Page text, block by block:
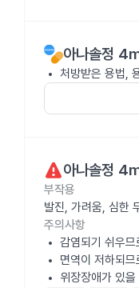
아나솔정
처방받은 용법,
아나솔정
부작용
발진, 가려움, 심한
주의사항
감염되기 쉬우
면역이 저하되
위장장애가 있